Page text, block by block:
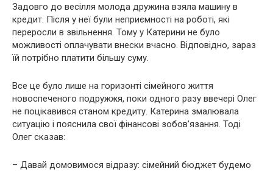
Задовго до весілля молода дружина взяла машину в
кредит. Після у неї були неприємності на роботі, які
переросли в звільнення. Тому у Катерини не було
можливості оплачувати внески вчасно. Відповідно, зараз
їй потрібно платити більшу суму.
Все це було лише на горизонті сімейного життя
новоспеченого подружжя, поки одного разу ввечері Олег
не поцікавився станом кредиту. Катерина змалювала
ситуацію і пояснила свої фінансові зобов’язання. Тоді
Олег сказав:
– Давай домовимося відразу: сімейний бюджет будемо